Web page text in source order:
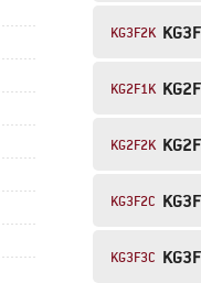
KG3F2K
KG2F1K
KG2F2K
KG3F2C
KG3F3C